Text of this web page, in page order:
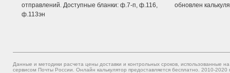
отправлений. Доступные бланки: ф.7-п, ф.116,
ф.113эн
обновлен
Данные и методики расчета цены доставки и контрольных сроков, использованные
сервисом Почты России. Онлайн калькулятор предоставляется бесплатно. 2010-2020